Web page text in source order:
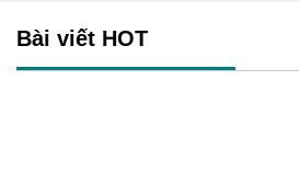
Bài viết HOT